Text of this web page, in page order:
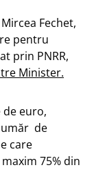
Fechet,
pentru
prin PNRR,
Minister.
de euro,
de
care
75% din